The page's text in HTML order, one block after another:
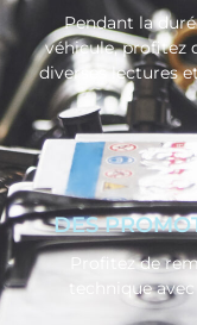
Pendant la
véhicule, profitez
diverses lectures
DES
Profitez de
technique